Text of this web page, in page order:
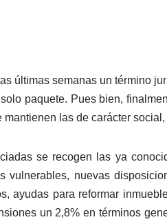
últimas semanas un término
paquete. Pues bien,
mantienen las de carácter
se recogen las ya
vulnerables, nuevas
ayudas para reformar
un 2,8% en términos